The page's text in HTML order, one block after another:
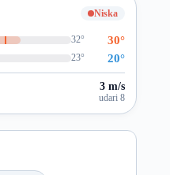
Niska
32° 30°
23° 20°
3 m/s
udari 8